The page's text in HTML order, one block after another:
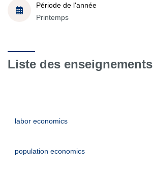
Période de l'année
Printemps
Liste des enseignements
labor economics
population economics